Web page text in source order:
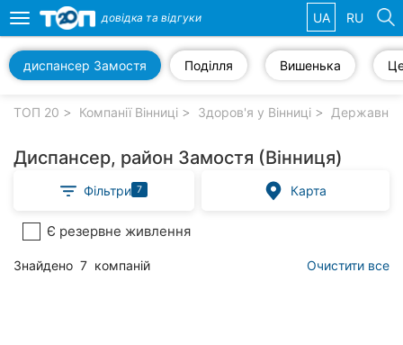
компанії
Toggle
navigation
довідка та відгуки UA RU
Поділля Вишенька
диспансер Замостя
ТОП 20 Компанії Вінниці Здоров'я у Вінниці Державні
Диспансер, район Замостя (Вінниця)
Фільтри 7 Карта
Є резервне живлення
Знайдено 7 компаній Очистити все